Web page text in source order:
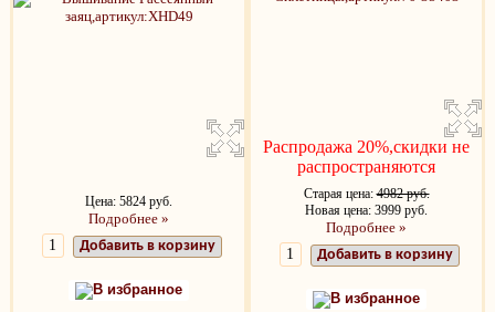
Цена: 5824 руб.
Подробнее »
Добавить в корзину
В избранное
Распродажа 20%,скидки не
распространяются
Старая цена:4982 руб.
Новая цена: 3999 руб.
Подробнее »
Добавить в корзину
В избранное